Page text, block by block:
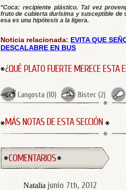
*Coca: recipiente plástico. Tal vez
fruto de cubierta durísima y susceptible de
esa es una hipótesis a la ligera.
Noticia relacionada: EVITA QUE
DESCALABRE EN BUS
¿QUÉ PLATO FUERTE MERECE ESTA
Langosta (10) Bistec (2)
MÁS NOTAS DE ESTA SECCIÓN
COMENTARIOS
Natalia junio 7th, 2012